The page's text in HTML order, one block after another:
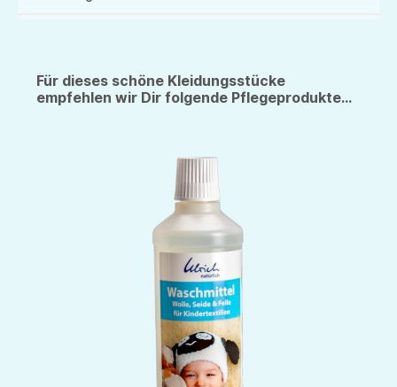
Für dieses schöne Kleidungsstücke
empfehlen wir Dir folgende Pflegeprodukte...